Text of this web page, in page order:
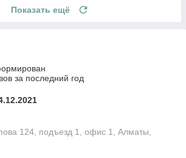
Показать ещё
за последний год
124, подъезд 1, офис 1, Алматы,